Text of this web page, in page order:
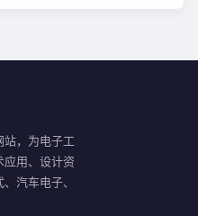
站，为电子工
应用、设计资
汽车电子、